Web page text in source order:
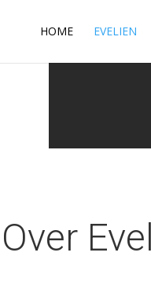
HOME EVELIEN
Over